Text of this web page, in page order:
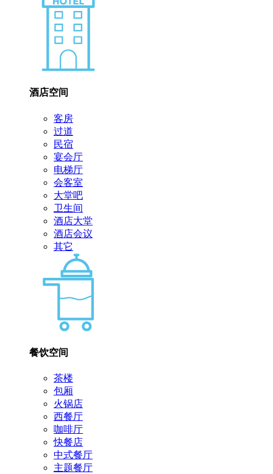
酒店空间
客房
过道
民宿
宴会厅
电梯厅
会客室
大堂吧
卫生间
酒店大堂
酒店会议
其它
餐饮空间
茶楼
包厢
火锅店
西餐厅
咖啡厅
快餐店
中式餐厅
主题餐厅